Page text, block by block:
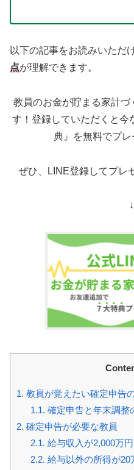
以下の記事をお読みいただ
点が理解できます。
教員のお金が貯まる家計
す！登録していただくと今
典』を無料でプレ
ぜひ、LINE登録してプレ
1. 教員が覚えたい確定申告
1.1. 確定申告と年末調整
2. 確定申告が必要な教員
2.1. 給与収入が2,000万
2.2. 給与以外の所得が20